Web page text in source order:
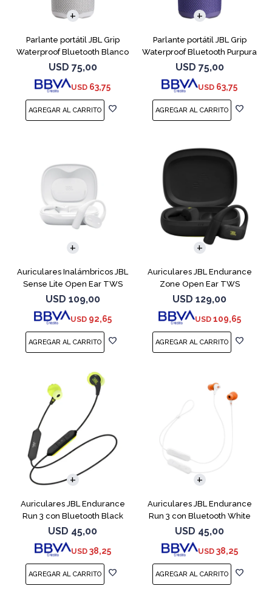
Parlante portátil JBL Grip
Waterproof Bluetooth Blanco
USD 75,00
USD 63,75
Parlante portátil JBL Grip
Waterproof Bluetooth Purpura
USD 75,00
USD 63,75
Auriculares Inalámbricos JBL
Sense Lite Open Ear TWS
Blanco
USD 109,00
USD 92,65
Auriculares JBL Endurance
Zone Open Ear TWS
Bluetooth Black
USD 129,00
USD 109,65
Auriculares JBL Endurance
Run 3 con Bluetooth Black
USD 45,00
USD 38,25
Auriculares JBL Endurance
Run 3 con Bluetooth White
USD 45,00
USD 38,25